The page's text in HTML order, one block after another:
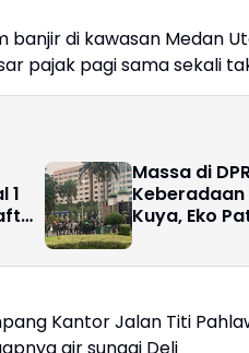
di kawasan Medan
pajak pagi sama sekali
1
Massa di
Keberadaan
Kuya, Eko
Mana
Kantor Jalan Titi